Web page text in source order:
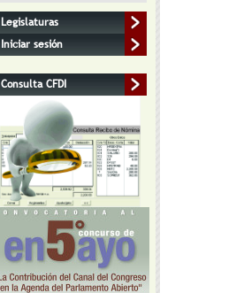
Legislaturas
Iniciar sesión
Consulta CFDI